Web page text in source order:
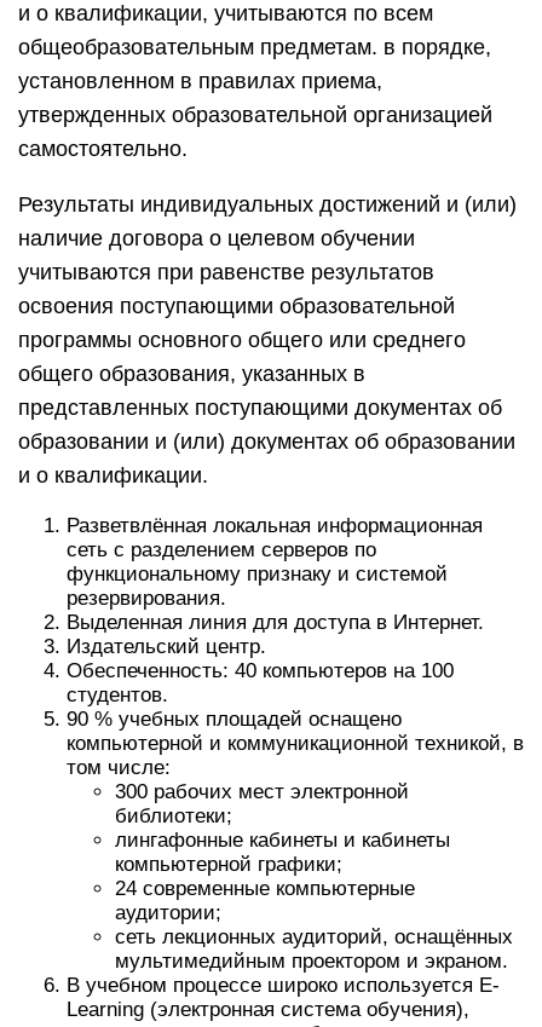
и о квалификации, учитываются по всем
общеобразовательным предметам. в порядке,
установленном в правилах приема,
утвержденных образовательной организацией
самостоятельно.
Результаты индивидуальных достижений и (или)
наличие договора о целевом обучении
учитываются при равенстве результатов
освоения поступающими образовательной
программы основного общего или среднего
общего образования, указанных в
представленных поступающими документах об
образовании и (или) документах об образовании
и о квалификации.
Разветвлённая локальная информационная
сеть с разделением серверов по
функциональному признаку и системой
резервирования.
Выделенная линия для доступа в Интернет.
Издательский центр.
Обеспеченность: 40 компьютеров на 100
студентов.
90 % учебных площадей оснащено
компьютерной и коммуникационной техникой, в
том числе:
300 рабочих мест электронной
библиотеки;
лингафонные кабинеты и кабинеты
компьютерной графики;
24 современные компьютерные
аудитории;
сеть лекционных аудиторий, оснащённых
мультимедийным проектором и экраном.
В учебном процессе широко используется E-
Learning (электронная система обучения),